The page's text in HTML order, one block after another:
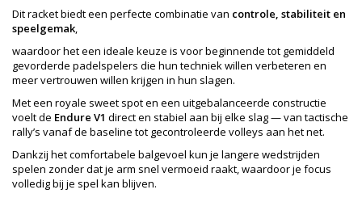
Dit racket biedt een perfecte combinatie van controle, stabiliteit en
speelgemak,
waardoor het een ideale keuze is voor beginnende tot gemiddeld
gevorderde padelspelers die hun techniek willen verbeteren en
meer vertrouwen willen krijgen in hun slagen.
Met een royale sweet spot en een uitgebalanceerde constructie
voelt de Endure V1 direct en stabiel aan bij elke slag — van tactische
rally’s vanaf de baseline tot gecontroleerde volleys aan het net.
Dankzij het comfortabele balgevoel kun je langere wedstrijden
spelen zonder dat je arm snel vermoeid raakt, waardoor je focus
volledig bij je spel kan blijven.